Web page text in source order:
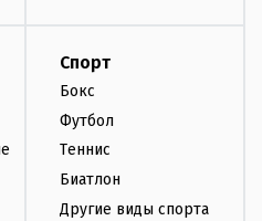
Спорт
Бокс
Футбол
Теннис
Биатлон
Другие виды спорта